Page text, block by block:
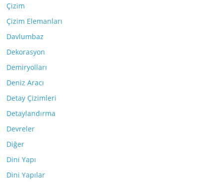
Çizim
Çizim Elemanları
Davlumbaz
Dekorasyon
Demiryolları
Deniz Aracı
Detay Çizimleri
Detaylandırma
Devreler
Diğer
Dini Yapı
Dini Yapılar